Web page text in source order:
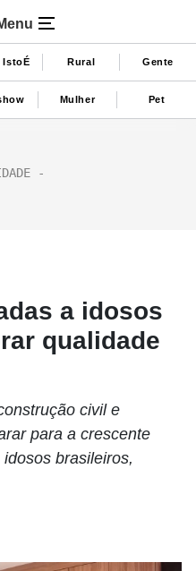
IstoÉ Rural Gente
Mulher Pet
a idosos
qualidade
civil e
para a crescente
brasileiros,